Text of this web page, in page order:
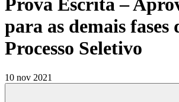
Prova Escrita –
para as demais fases
Processo Seletivo
10 nov 2021